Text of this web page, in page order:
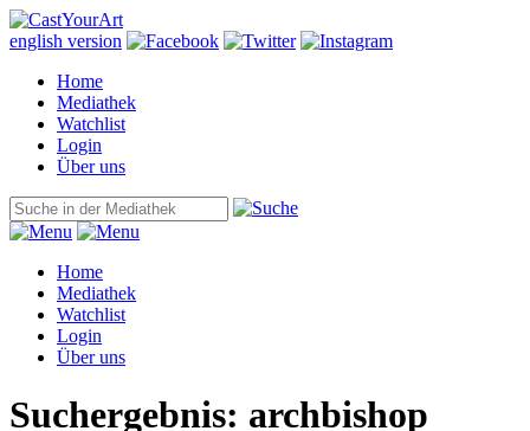
english version
Home
Mediathek
Watchlist
Login
Über uns
Home
Mediathek
Watchlist
Login
Über uns
Suchergebnis: archbishop